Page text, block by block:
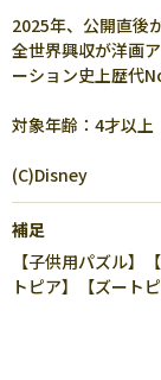
2025年、公開直後
全世界興収が洋画
ーション史上歴代
対象年齢：4才以上
(C)Disney
補足
【子供用パズル】
トピア】【ズート